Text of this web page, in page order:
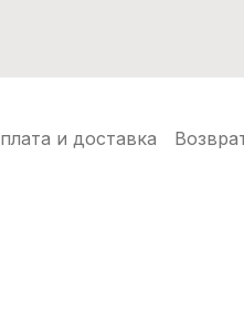
и доставка